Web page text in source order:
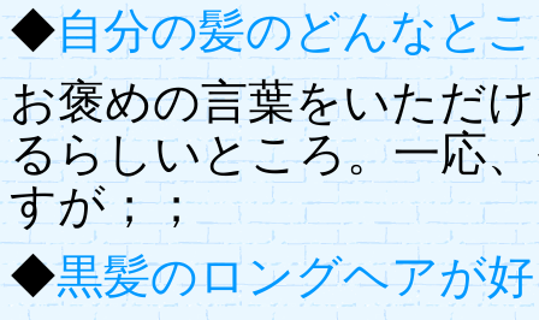
◆自分の髪のどんなと
お褒めの言葉をいただ
るらしいところ。一応
すが；；
◆黒髪のロングヘアが